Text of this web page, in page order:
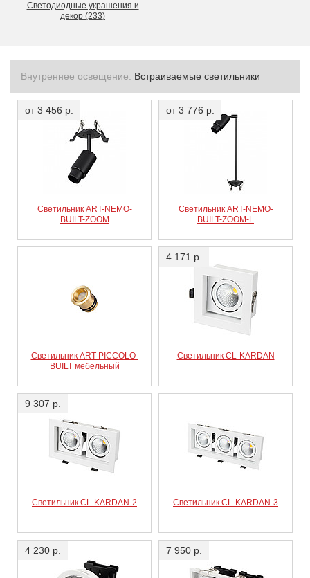
Светодиодные украшения и
декор (233)
Внутреннее освещение: Встраиваемые светильники
от 3 456 р.
Светильник ART-NEMO-
BUILT-ZOOM
от 3 776 р.
Светильник ART-NEMO-
BUILT-ZOOM-L
Светильник ART-PICCOLO-
BUILT мебельный
4 171 р.
Светильник CL-KARDAN
9 307 р.
Светильник CL-KARDAN-2 Светильник CL-KARDAN-3
4 230 р. 7 950 р.